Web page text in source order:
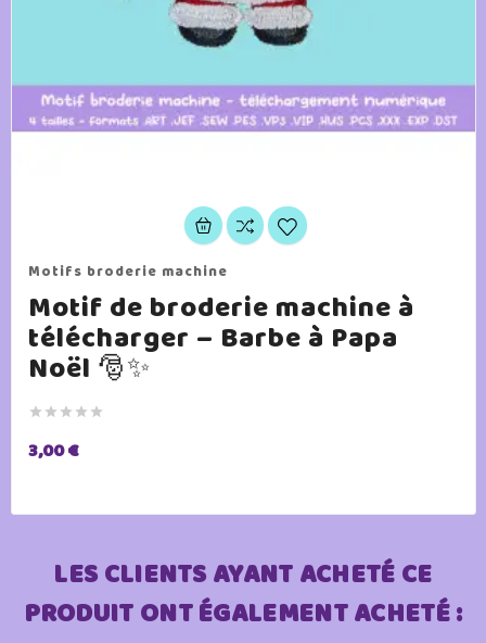
Motifs broderie machine
Motif de broderie machine à
télécharger – Barbe à Papa
Noël 🎅✨
    
3,00 €
LES CLIENTS AYANT ACHETÉ CE
PRODUIT ONT ÉGALEMENT ACHETÉ :